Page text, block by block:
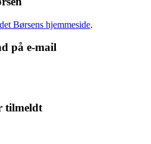
Børsens hjemmeside.
på e-mail
tilmeldt